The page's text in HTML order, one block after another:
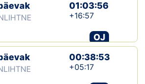
OTSI
01:03:56
+16:57
OJ
00:38:53
+05:17